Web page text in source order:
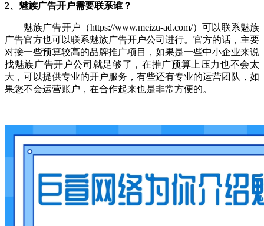
2、魅族广告开户需要联系谁？
魅族广告开户（https://www.meizu-ad.com/）可以联系魅族
广告官方也可以联系魅族广告开户公司进行。官方的话，主要
对接一些预算较高的品牌推广项目，如果是一些中小企业来说
找魅族广告开户公司就足够了，在推广预算上压力也不会太
大，可以提供专业的开户服务，有些还有专业的运营团队，如
果您不会运营账户，在合作起来也是非常方便的。